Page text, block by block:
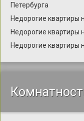
Петербурга
Недорогие квартиры
Недорогие квартиры
Недорогие квартиры